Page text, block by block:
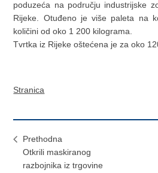
poduzeća na području industrijske
Rijeke. Otuđeno je više paleta na
količini od oko 1 200 kilograma.
Tvrtka iz Rijeke oštećena je za oko
Stranica
Prethodna
Otkrili maskiranog
razbojnika iz trgovine